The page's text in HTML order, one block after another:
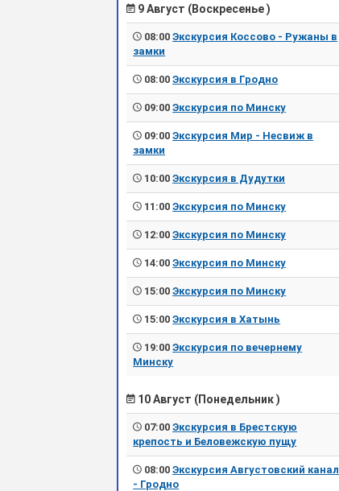
9 Август (Воскресенье )
08:00Экскурсия Коссово - Ружаны в
замки
08:00Экскурсия в Гродно
09:00Экскурсия по Минску
09:00Экскурсия Мир - Несвиж в
замки
10:00Экскурсия в Дудутки
11:00Экскурсия по Минску
12:00Экскурсия по Минску
14:00Экскурсия по Минску
15:00Экскурсия по Минску
15:00Экскурсия в Хатынь
19:00Экскурсия по вечернему
Минску
10 Август (Понедельник )
07:00Экскурсия в Брестскую
крепость и Беловежскую пущу
08:00Экскурсия Августовский канал
- Гродно